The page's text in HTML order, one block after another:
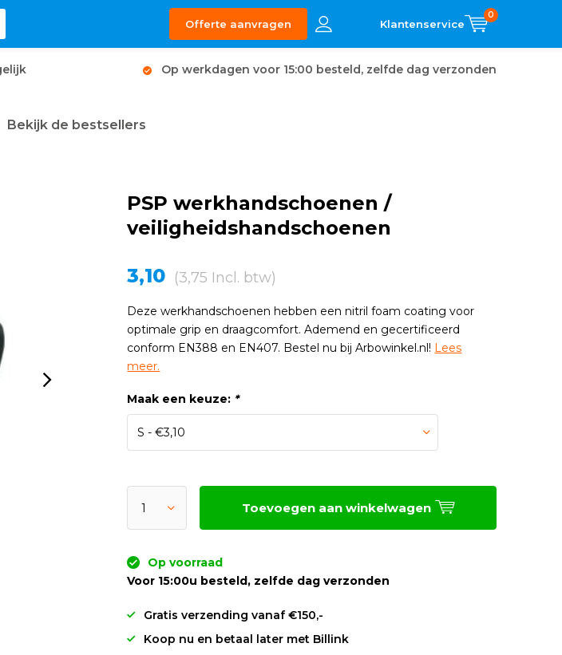
Offerte aanvragen
0
Op werkdagen voor 15:00 besteld, zelfde dag verzonden
Bekijk de bestsellers
PSP werkhandschoenen /
veiligheidshandschoenen
3,10 (3,75 Incl. btw)
Deze werkhandschoenen hebben een nitril foam coating voor
optimale grip en draagcomfort. Ademend en gecertificeerd
conform EN388 en EN407. Bestel nu bij Arbowinkel.nl! Lees
meer.
Maak een keuze: *
Toevoegen aan winkelwagen
Op voorraad
Voor 15:00u besteld, zelfde dag verzonden
Gratis verzending vanaf €150,-
Koop nu en betaal later met Billink